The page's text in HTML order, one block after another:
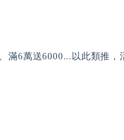
滿6萬送6000...以此類推，